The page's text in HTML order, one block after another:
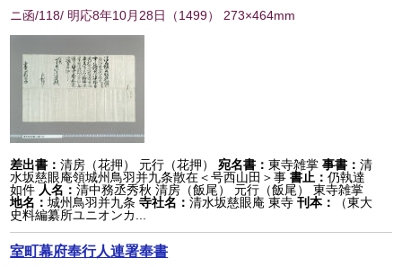
ニ函/118/ 明応8年10月28日 （1499） 273×464mm
差出書：清房（花押） 元行（花押） 宛名書：東寺雑掌 事書：清
水坂慈眼庵領城州鳥羽并九条散在＜号西山田＞事書止：仍執達
如件 人名：清中務丞秀秋 清房（飯尾） 元行（飯尾） 東寺雑掌
地名：城州鳥羽并九条 寺社名：清水坂慈眼庵 東寺 刊本：
（東大
史料編纂所ユニオンカ...
室町幕府奉行人連署奉書